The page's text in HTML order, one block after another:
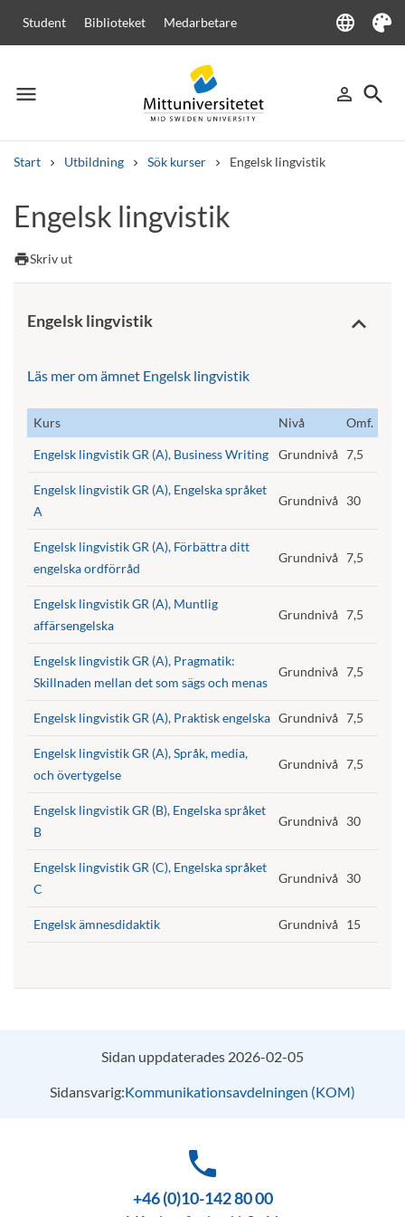
Student Biblioteket Medarbetare language
Language
Tema
menu
Meny person_outline
Logga in
search
Sök
Start Utbildning Sök kurser Engelsk lingvistik
Andra söktjänster
Kurser och program
Engelsk lingvistik
printSkriv ut
Engelsk lingvistik
Läs mer om ämnet Engelsk lingvistik
Kurs Nivå Omf.
Engelsk lingvistik GR (A), Business Writing Grundnivå 7,5
Engelsk lingvistik GR (A), Engelska språket
A
Grundnivå 30
Engelsk lingvistik GR (A), Förbättra ditt
engelska ordförråd
Grundnivå 7,5
Engelsk lingvistik GR (A), Muntlig
affärsengelska
Grundnivå 7,5
Engelsk lingvistik GR (A), Pragmatik:
Skillnaden mellan det som sägs och menas
Grundnivå 7,5
Engelsk lingvistik GR (A), Praktisk engelska Grundnivå 7,5
Engelsk lingvistik GR (A), Språk, media,
och övertygelse
Grundnivå 7,5
Engelsk lingvistik GR (B), Engelska språket
B
Grundnivå 30
Engelsk lingvistik GR (C), Engelska språket
C
Grundnivå 30
Engelsk ämnesdidaktik Grundnivå 15
Sidan uppdaterades 2026-02-05
Sidansvarig:Kommunikationsavdelningen (KOM)
phone
+46 (0)10-142 80 00